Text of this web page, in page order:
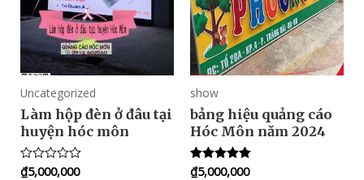
Uncategorized
Làm hộp đèn ở đâu tại
huyện hóc môn
Rated
₫5,000,000
show
bảng hiệu quảng cáo
Hóc Môn năm 2024
Rated
₫5,000,000